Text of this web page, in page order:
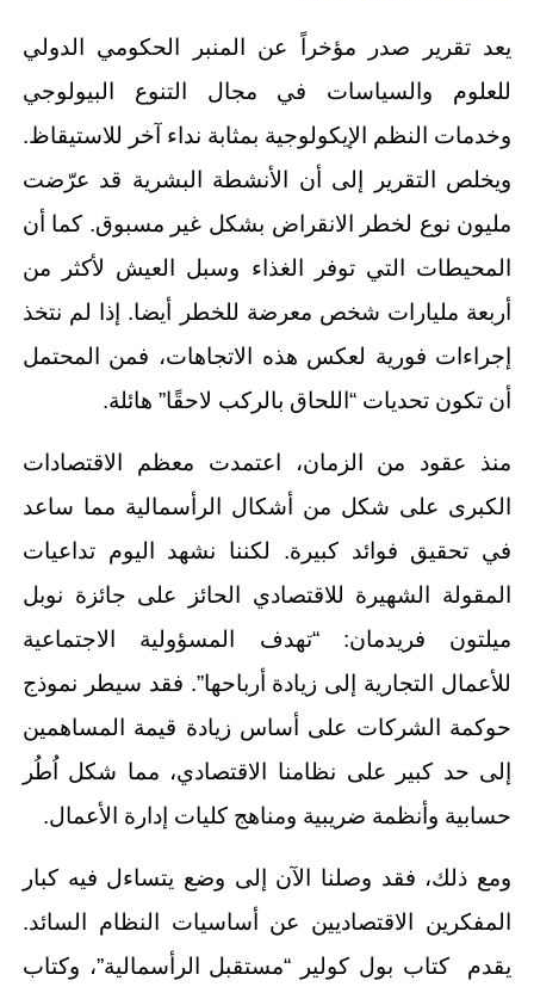
يعد تقرير صدر مؤخراً عن المنبر الحكومي الدولي
للعلوم والسياسات في مجال التنوع البيولوجي
وخدمات النظم الإيكولوجية بمثابة نداء آخر للاستيقاظ.
ويخلص التقرير إلى أن الأنشطة البشرية قد عرّضت
مليون نوع لخطر الانقراض بشكل غير مسبوق. كما أن
المحيطات التي توفر الغذاء وسبل العيش لأكثر من
أربعة مليارات شخص معرضة للخطر أيضا. إذا لم نتخذ
إجراءات فورية لعكس هذه الاتجاهات، فمن المحتمل
أن تكون تحديات “اللحاق بالركب لاحقًا” هائلة.
منذ عقود من الزمان، اعتمدت معظم الاقتصادات
الكبرى على شكل من أشكال الرأسمالية مما ساعد
في تحقيق فوائد كبيرة. لكننا نشهد اليوم تداعيات
المقولة الشهيرة للاقتصادي الحائز على جائزة نوبل
ميلتون فريدمان: “تهدف المسؤولية الاجتماعية
للأعمال التجارية إلى زيادة أرباحها”. فقد سيطر نموذج
حوكمة الشركات على أساس زيادة قيمة المساهمين
إلى حد كبير على نظامنا الاقتصادي، مما شكل اُطُر
حسابية وأنظمة ضريبية ومناهج كليات إدارة الأعمال.
ومع ذلك، فقد وصلنا الآن إلى وضع يتساءل فيه كبار
المفكرين الاقتصاديين عن أساسيات النظام السائد.
يقدم كتاب بول كولير “مستقبل الرأسمالية”، وكتاب